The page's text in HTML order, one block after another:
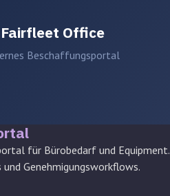
Fairfleet Office
Beschaffungsportal
für Bürobedarf und Equipment.
Genehmigungsworkflows.